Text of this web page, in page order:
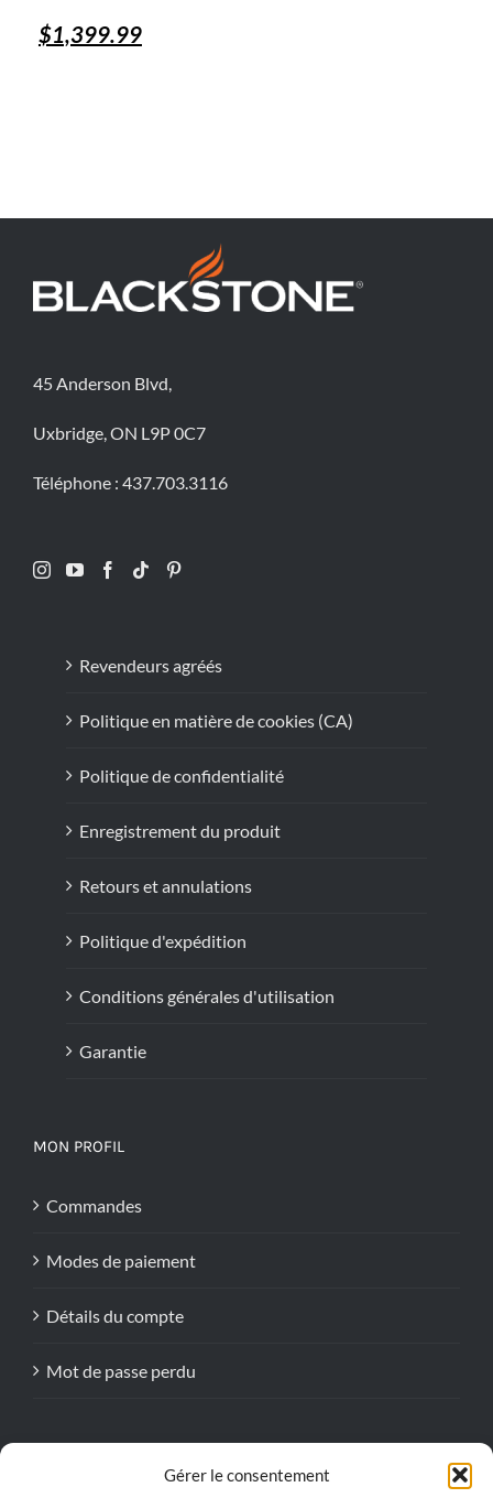
Gérer le consentement
$1,399.99
45 Anderson Blvd,
Uxbridge, ON L9P 0C7
Téléphone : 437.703.3116
Revendeurs agréés
Politique en matière de cookies (CA)
Politique de confidentialité
Enregistrement du produit
Retours et annulations
Politique d'expédition
Conditions générales d'utilisation
Garantie
MON PROFIL
Commandes
Modes de paiement
Détails du compte
Mot de passe perdu